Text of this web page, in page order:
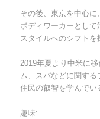
その後、東京を中心に
ボディワーカーとして
スタイルへのシフトを
2019年夏より中米に
ム、スパなどに関す
住民の叡智を学んでい
趣味: